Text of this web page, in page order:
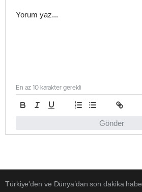
Gönder
En az 10 karakter gerekli
Türkiye'den ve Dünya’dan son dakika